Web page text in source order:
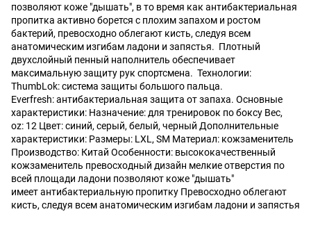
позволяют коже "дышать", в то время как антибактериальная
пропитка активно борется с плохим запахом и ростом
бактерий, превосходно облегают кисть, следуя всем
анатомическим изгибам ладони и запястья. Плотный
двухслойный пенный наполнитель обеспечивает
максимальную защиту рук спортсмена. Технологии:
ThumbLok: система защиты большого пальца.
Everfresh: антибактериальная защита от запаха. Основные
характеристики: Назначение: для тренировок по боксу Вес,
oz: 12 Цвет: синий, серый, белый, черный Дополнительные
характеристики: Размеры: LXL, SM Материал: кожзаменитель
Производство: Китай Особенности: высококачественный
кожзаменитель превосходный дизайн мелкие отверстия по
всей площади ладони позволяют коже "дышать"
имеет антибактериальную пропитку Превосходно облегают
кисть, следуя всем анатомическим изгибам ладони и запястья